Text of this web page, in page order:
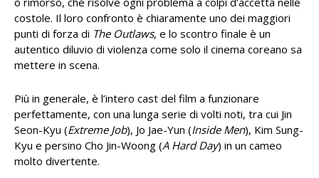
costole. Il loro confronto è chiaramente uno dei maggiori
punti di forza di The Outlaws, e lo scontro finale è un
autentico diluvio di violenza come solo il cinema coreano sa
mettere in scena.
Più in generale, è l’intero cast del film a funzionare
perfettamente, con una lunga serie di volti noti, tra cui Jin
Seon-Kyu (Extreme Job), Jo Jae-Yun (Inside Men), Kim Sung-
Kyu e persino Cho Jin-Woong (A Hard Day) in un cameo
molto divertente.